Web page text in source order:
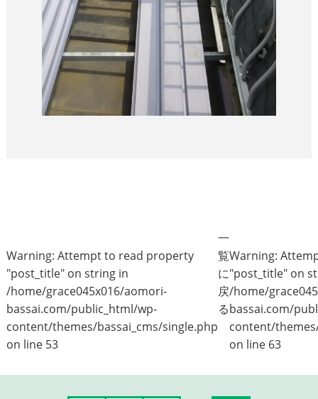
Warning: Attempt to read property
"post_title" on string in
/home/grace045x016/aomori-
bassai.com/public_html/wp-
content/themes/bassai_cms/single.php
on line 53
一
覧
に
戻
る
Warning:
"post_title" on
/home/
bassai.com/
content/
on line 63